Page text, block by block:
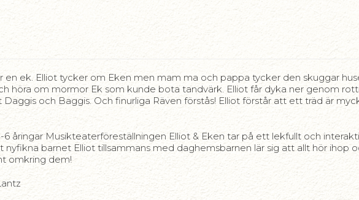
en ek. Elliot tycker om Eken men mam ma och pappa tycker den skuggar
höra om mormor Ek som kunde bota tandvärk. Elliot får dyka ner genom
Daggis och Baggis. Och finurliga Räven förstås! Elliot förstår att ett träd är
6 åringar Musikteaterföreställningen Elliot & Eken tar på ett lekfullt och
nyfikna barnet Elliot tillsammans med daghemsbarnen lär sig att allt hör ihop
omkring dem!